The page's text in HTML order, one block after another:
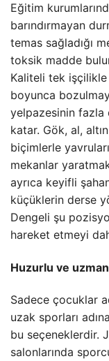
Eğitim
barındırmayan
temas sağladığı
toksik madde
Kaliteli tek işçilikle
boyunca
yelpazesinin fazla
katar. Gök, al,
biçimlerle
mekanlar
ayrıca keyifli
küçüklerin derse
Dengeli şu
hareket etmeyi
Huzurlu ve
Sadece çocuklar
uzak sporları
bu seçeneklerdir.
salonlarında